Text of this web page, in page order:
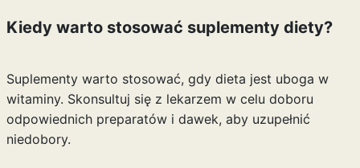
Kiedy warto stosować suplementy diety?
Suplementy warto stosować, gdy dieta jest uboga w
witaminy. Skonsultuj się z lekarzem w celu doboru
odpowiednich preparatów i dawek, aby uzupełnić
niedobory.